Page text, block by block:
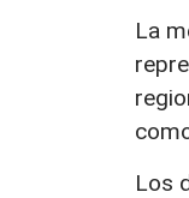
La
Los